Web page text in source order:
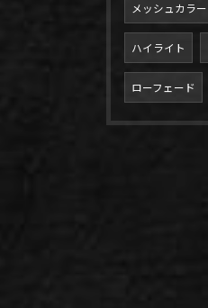
メッシュカラー
ハイライト
ローフェード